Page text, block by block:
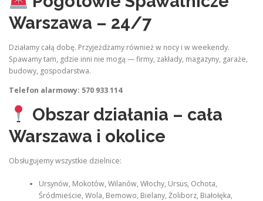
Warszawa – 24/7
Działamy całą dobę. Przyjeżdżamy również w nocy i w weekendy.
Spawamy tam, gdzie inni nie mogą — firmy, zakłady, magazyny, garaże,
budowy, gospodarstwa.
Telefon alarmowy: 570 933 114
Obszar działania – cała
Warszawa i okolice
Obsługujemy wszystkie dzielnice:
Ursynów, Mokotów, Wilanów, Włochy, Ursus, Ochota,
Śródmieście, Wola, Bemowo, Bielany, Żoliborz, Białołęka,